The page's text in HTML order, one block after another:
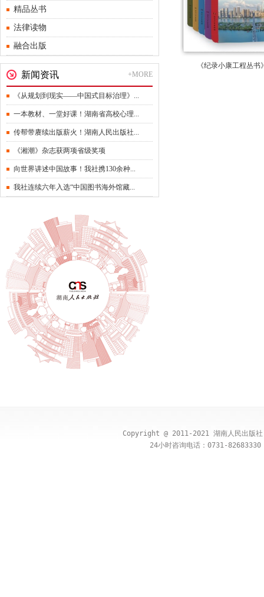
精品丛书
法律读物
融合出版
新闻资讯 +MORE
《从规划到现实——中国式目标治理》...
一本教材、一堂好课！湖南省高校心理...
传帮带赓续出版薪火！湖南人民出版社...
《湘潮》杂志获两项省级奖项
向世界讲述中国故事！我社携130余种...
我社连续六年入选“中国图书海外馆藏...
《纪录小康工程丛书
Copyright @ 2011-2021 湖南人民出版
24小时咨询电话：0731-